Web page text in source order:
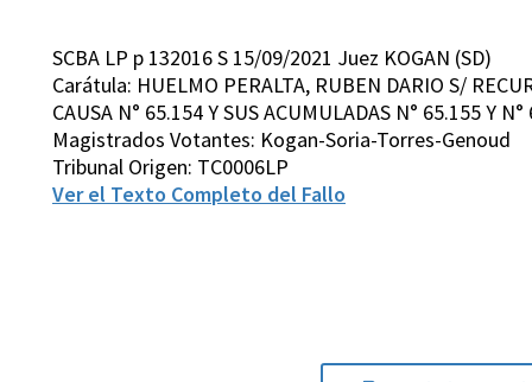
SCBA LP p 132016 S 15/09/2021 Juez KOGAN (SD)
Carátula: HUELMO PERALTA, RUBEN DARIO S/
CAUSA N° 65.154 Y SUS ACUMULADAS N° 65.155 Y
Magistrados Votantes: Kogan-Soria-Torres-Genoud
Tribunal Origen: TC0006LP
Ver el Texto Completo del Fallo